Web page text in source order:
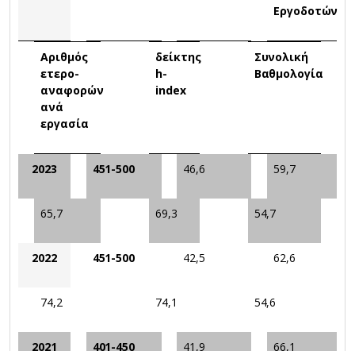
Εργοδοτών
Αριθμός
ετερο-
αναφορών
ανά
εργασία
δείκτης
h-
index
Συνολική
Βαθμολογία
2023 451-500 46,6 59,7
65,7 69,3 54,7
2022 451-500 42,5 62,6
74,2 74,1 54,6
2021 401-450 41,9 66,1